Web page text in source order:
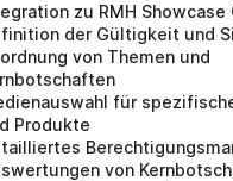
zu RMH Showcase
der Gültigkeit und
von Themen und
für
Produkte
von